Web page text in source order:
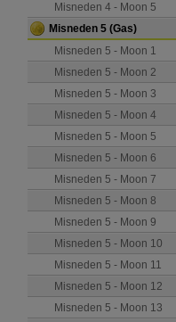
Misneden 4 - Moon 5
Misneden 5 (Gas)
Misneden 5 - Moon 1
Misneden 5 - Moon 2
Misneden 5 - Moon 3
Misneden 5 - Moon 4
Misneden 5 - Moon 5
Misneden 5 - Moon 6
Misneden 5 - Moon 7
Misneden 5 - Moon 8
Misneden 5 - Moon 9
Misneden 5 - Moon 10
Misneden 5 - Moon 11
Misneden 5 - Moon 12
Misneden 5 - Moon 13